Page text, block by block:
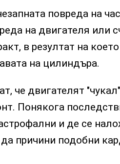
повреда на
на двигателя или
в резултат на
на цилиндъра.
че двигателят
Понякога
и де се
причини подобни